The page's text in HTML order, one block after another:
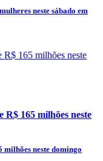
neste sábado em
R$ 165 milhões neste
milhões neste domingo